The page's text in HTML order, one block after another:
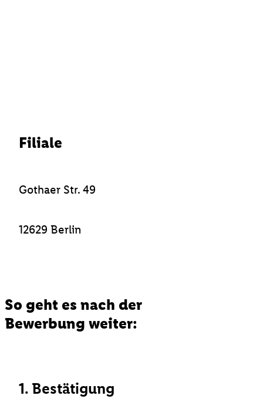
Filiale
Gothaer Str. 49
12629 Berlin
So geht es nach der
Bewerbung weiter:
1. Bestätigung